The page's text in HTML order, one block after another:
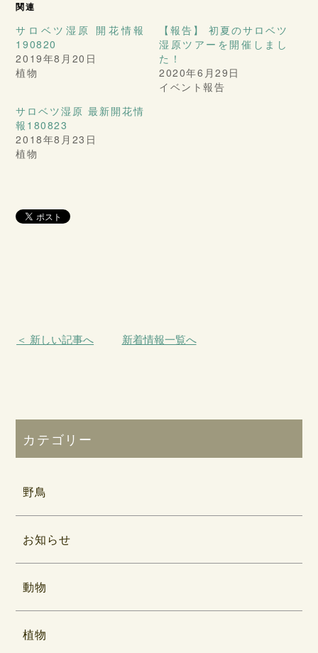
関連
サロベツ湿原 開花情報
190820
2019年8月20日
植物
【報告】 初夏のサロベツ
湿原ツアーを開催しまし
た！
2020年6月29日
イベント報告
サロベツ湿原 最新開花情
報180823
2018年8月23日
植物
＜ 新しい記事へ 新着情報一覧へ
カテゴリー
野鳥
お知らせ
動物
植物